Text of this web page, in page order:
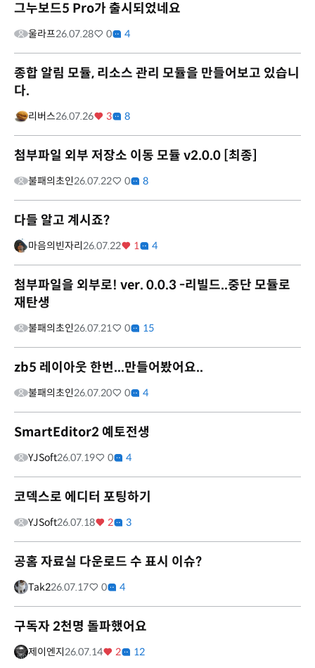
그누보드5 Pro가 출시되었네요
울라프26.07.28 0 4
종합 알림 모듈, 리소스 관리 모듈을 만들어보고 있습니
다.
리버스26.07.26 3 8
첨부파일 외부 저장소 이동 모듈 v2.0.0 [최종]
불패의초인26.07.22 0 8
다들 알고 계시죠?
마음의빈자리26.07.22 1 4
첨부파일을 외부로! ver. 0.0.3 -리빌드..중단 모듈로
재탄생
불패의초인26.07.21 0 15
zb5 레이아웃 한번...만들어봤어요..
불패의초인26.07.20 0 4
SmartEditor2 예토전생
YJSoft26.07.19 0 4
코덱스로 에디터 포팅하기
YJSoft26.07.18 2 3
공홈 자료실 다운로드 수 표시 이슈?
Tak226.07.17 0 4
구독자 2천명 돌파했어요
제이엔지26.07.14 2 12